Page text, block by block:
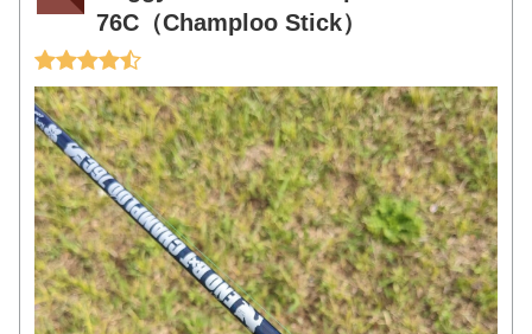
76C（Champloo Stick）